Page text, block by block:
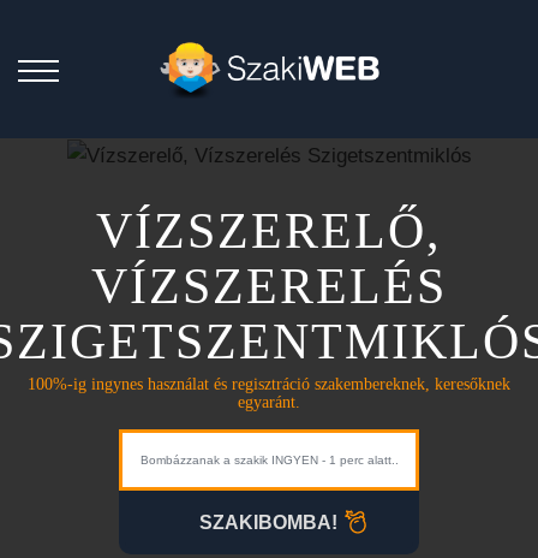
VÍZSZERELŐ,
VÍZSZERELÉS
100%-ig ingynes használat és regisztráció szakembereknek, keresőknek
egyaránt.
SZAKIBOMBA!